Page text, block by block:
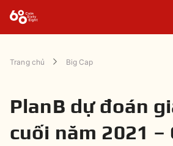
Trang chủ Big Cap
PlanB dự đoán
cuối năm 2021 –